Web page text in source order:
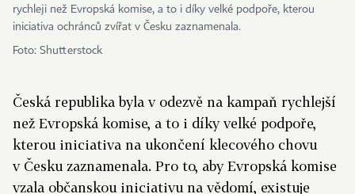
rychleji než Ev­ropská komise, a to i díky velké podpoře, kterou
iniciativa ochránců zvířat v Česku zaznamenala.
Foto: Shutterstock
Česká republika byla v odezvě na kampaň rychlejší
než Evropská komise, a to i díky velké podpoře,
kterou iniciativa na ukončení klecového chovu
v Česku zaznamenala. Pro to, aby Evropská komise
vzala občanskou iniciativu na vědomí, existuje